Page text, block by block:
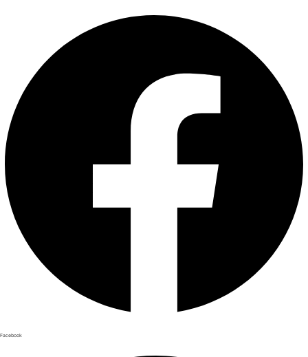
Facebook